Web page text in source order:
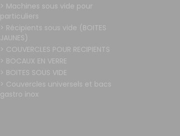
> Machines sous vide pour
particuliers
> Récipients sous vide (BOITES
JAUNES)
> COUVERCLES POUR RECIPIENTS
> BOCAUX EN VERRE
> BOITES SOUS VIDE
> Couvercles universels et bacs
gastro inox